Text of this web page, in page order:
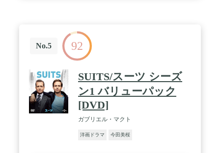
No.5 92
SUITS/スーツ シーズ
ン1 バリューパック
[DVD]
ガブリエル・マクト
洋画ドラマ 今田美桜